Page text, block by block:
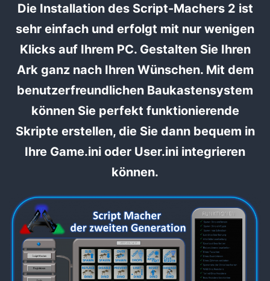
Die Installation des Script-Machers 2 ist
sehr einfach und erfolgt mit nur wenigen
Klicks auf Ihrem PC. Gestalten Sie Ihren
Ark ganz nach Ihren Wünschen. Mit dem
benutzerfreundlichen Baukastensystem
können Sie perfekt funktionierende
Skripte erstellen, die Sie dann bequem in
Ihre Game.ini oder User.ini integrieren
können.